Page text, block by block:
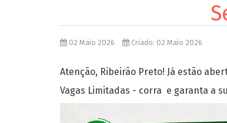
02 Maio 2026 Criado: 02 Maio 2026
Atenção, Ribeirão Preto! Já estão
Vagas Limitadas - corra e garanta a